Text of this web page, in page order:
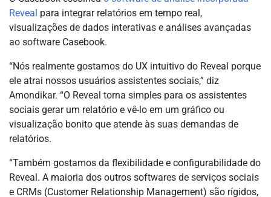
Reveal para integrar relatórios em tempo real,
visualizações de dados interativas e análises avançadas
ao software Casebook.
“Nós realmente gostamos do UX intuitivo do Reveal porque
ele atrai nossos usuários assistentes sociais,” diz
Amondikar. “O Reveal torna simples para os assistentes
sociais gerar um relatório e vê-lo em um gráfico ou
visualização bonito que atende às suas demandas de
relatórios.
“Também gostamos da flexibilidade e configurabilidade do
Reveal. A maioria dos outros softwares de serviços sociais
e CRMs (Customer Relationship Management) são rígidos,